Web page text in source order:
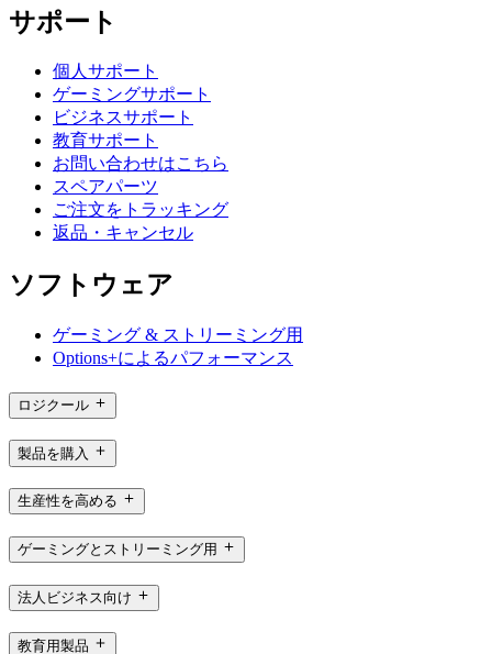
サポート
個人サポート
ゲーミングサポート
ビジネスサポート
教育サポート
お問い合わせはこちら
スペアパーツ
ご注文をトラッキング
返品・キャンセル
ソフトウェア
ゲーミング & ストリーミング用
Options+によるパフォーマンス
ロジクール
製品を購入
生産性を高める
ゲーミングとストリーミング用
法人ビジネス向け
教育用製品